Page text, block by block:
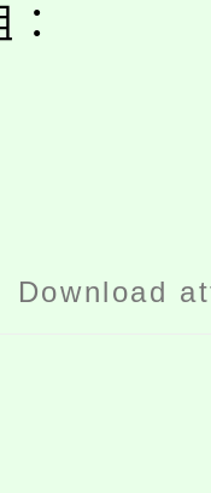
Download